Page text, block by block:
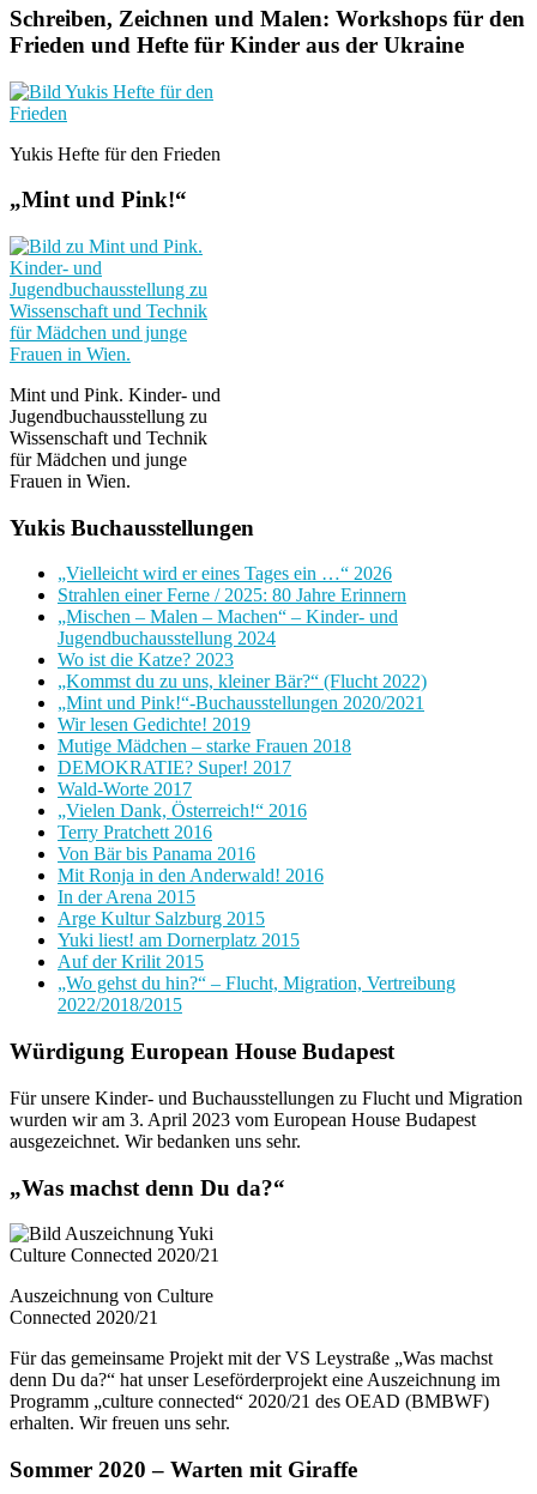
Schreiben, Zeichnen und Malen: Workshops für den
Frieden und Hefte für Kinder aus der Ukraine
Yukis Hefte für den Frieden
„Mint und Pink!“
Mint und Pink. Kinder- und
Jugendbuchausstellung zu
Wissenschaft und Technik
für Mädchen und junge
Frauen in Wien.
Yukis Buchausstellungen
„Vielleicht wird er eines Tages ein …“ 2026
Strahlen einer Ferne / 2025: 80 Jahre Erinnern
„Mischen – Malen – Machen“ – Kinder- und
Jugendbuchausstellung 2024
Wo ist die Katze? 2023
„Kommst du zu uns, kleiner Bär?“ (Flucht 2022)
„Mint und Pink!“-Buchausstellungen 2020/2021
Wir lesen Gedichte! 2019
Mutige Mädchen – starke Frauen 2018
DEMOKRATIE? Super! 2017
Wald-Worte 2017
„Vielen Dank, Österreich!“ 2016
Terry Pratchett 2016
Von Bär bis Panama 2016
Mit Ronja in den Anderwald! 2016
In der Arena 2015
Arge Kultur Salzburg 2015
Yuki liest! am Dornerplatz 2015
Auf der Krilit 2015
„Wo gehst du hin?“ – Flucht, Migration, Vertreibung
2022/2018/2015
Würdigung European House Budapest
Für unsere Kinder- und Buchausstellungen zu Flucht und Migration
wurden wir am 3. April 2023 vom European House Budapest
ausgezeichnet. Wir bedanken uns sehr.
„Was machst denn Du da?“
Auszeichnung von Culture
Connected 2020/21
Für das gemeinsame Projekt mit der VS Leystraße „Was machst
denn Du da?“ hat unser Leseförderprojekt eine Auszeichnung im
Programm „culture connected“ 2020/21 des OEAD (BMBWF)
erhalten. Wir freuen uns sehr.
Sommer 2020 – Warten mit Giraffe